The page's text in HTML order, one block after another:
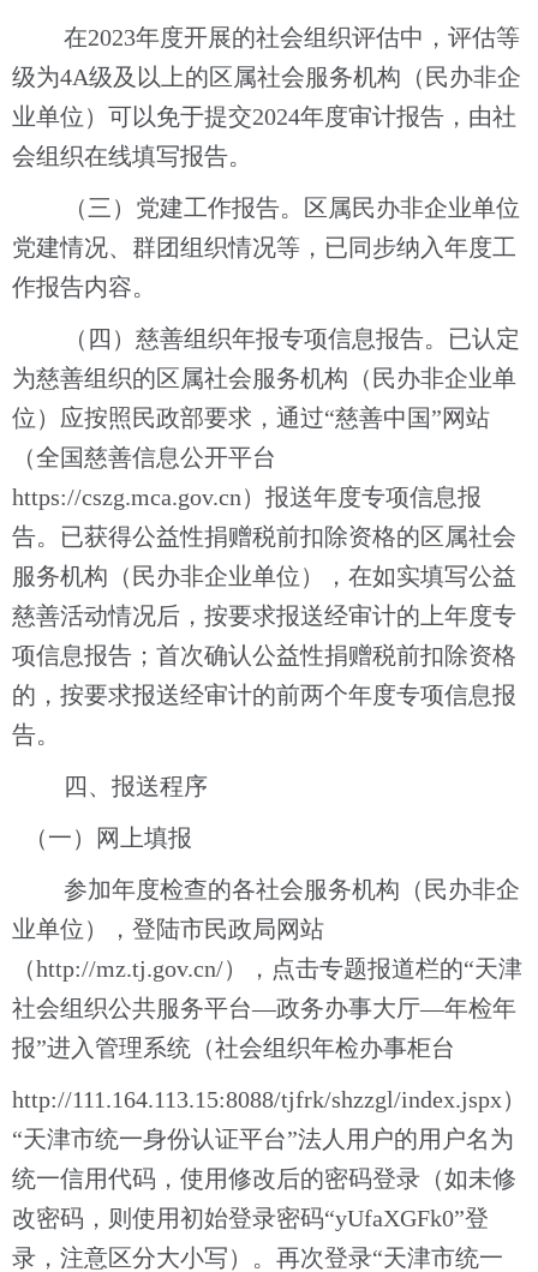
在2023年度开展的社会组织评估中，评估等
级为4A级及以上的区属社会服务机构（民办非企
业单位） 可以免于提交2024年度审计报告，由社
会组织在线填写报告。
（三）党建工作报告。区属民办非企业单位
党建情况、群团组织情况等，已同步纳入年度工
作报告内容。
（四）慈善组织年报专项信息报告。已认定
为慈善组织的区属社会服务机构（民办非企业单
位） 应按照民政部要求，通过“慈善中国”网站
（全国慈善信息公开平台
https://cszg.mca.gov.cn）报送年度专项信息报
告。已获得公益性捐赠税前扣除资格的区属社会
服务机构（民办非企业单位）
，在如实填写公益
慈善活动情况后，按要求报送经审计的上年度专
项信息报告；首次确认公益性捐赠税前扣除资格
的，按要求报送经审计的前两个年度专项信息报
告。
四 、报送程序
（一）网上填报
参加年度检查的各社会服务机构（民办非企
业单位），登陆市民政局网站
（http://mz.tj.gov.cn/），点击专题报道栏的“天津
社会组织公共服务平台—政务办事大厅—年检年
报”进入管理系统 （社会组织年检办事柜台
http://111.164.113.15:8088/tjfrk/shzzgl/index.jspx）
“天津市统一身份认证平台”法人用户的用户名为
统一信用代码，使用修改后的密码登录（如未修
改密码，则使用初始登录密码“yUfaXGFk0”登
录，注意区分大小写）。再次登录“天津市统一